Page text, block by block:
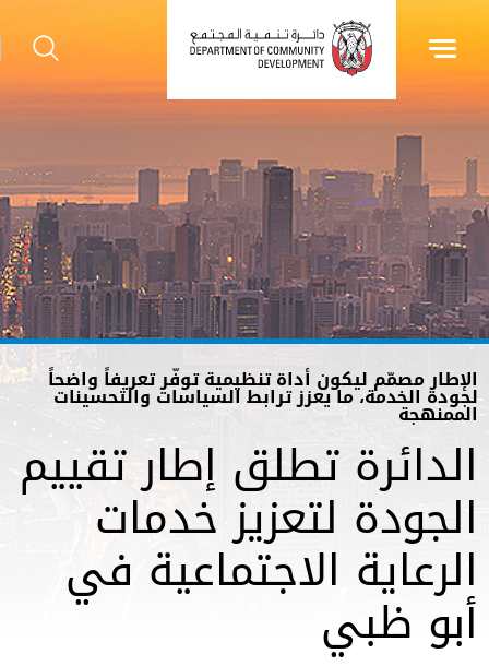
الإطار مصمّم ليكون أداة تنظيمية توفّر تعريفاً واضحاً
لجودة الخدمة، ما يعزز ترابط السياسات والتحسينات
الممنهجة
الدائرة تطلق إطار تقييم
الجودة لتعزيز خدمات
الرعاية الاجتماعية في
أبو ظبي